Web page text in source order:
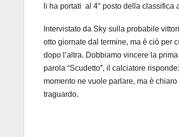
li ha portati al 4° posto della classifica
Intervistato da Sky sulla probabile
otto giornate dal termine, ma è ciò per
dopo l’altra. Dobbiamo vincere la
parola “Scudetto”, il calciatore
momento ne vuole parlare, ma è
traguardo.